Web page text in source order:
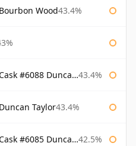
Wood43.4%
Duncan Taylor 43.4%
Taylor43.4%
Duncan Taylor 42.5%